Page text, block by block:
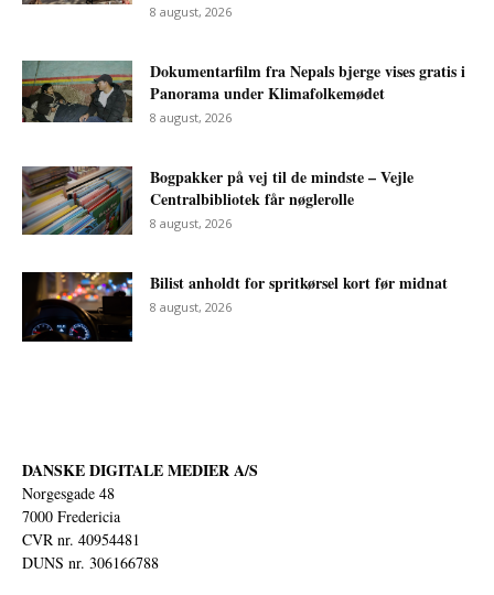
8 august, 2026
Dokumentarfilm fra Nepals bjerge vises gratis i
Panorama under Klimafolkemødet
8 august, 2026
Bogpakker på vej til de mindste – Vejle
Centralbibliotek får nøglerolle
8 august, 2026
Bilist anholdt for spritkørsel kort før midnat
8 august, 2026
DANSKE DIGITALE MEDIER A/S
Norgesgade 48
7000 Fredericia
CVR nr. 40954481
DUNS nr. 306166788